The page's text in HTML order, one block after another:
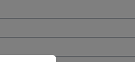
Mehr Informationen ...